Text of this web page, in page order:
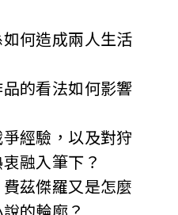
何造成兩人生活
的看法如何影響
經驗，以及對狩
融入筆下？
茲傑羅又是怎麼